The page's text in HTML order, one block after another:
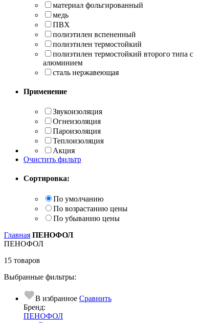
материал фольгированный
медь
ПВХ
полиэтилен вспененный
полиэтилен термостойкий
полиэтилен термостойкий второго типа с
алюминием
сталь нержавеющая
Применение
Звукоизоляция
Огнеизоляция
Пароизоляция
Теплоизоляция
Акция
Очистить фильтр
Сортировка:
По умолчанию
По возрастанию цены
По убыванию цены
Главная ПЕНОФОЛ
ПЕНОФОЛ
15 товаров
Выбранные фильтры:
В избранное Сравнить
Бренд:
ПЕНОФОЛ